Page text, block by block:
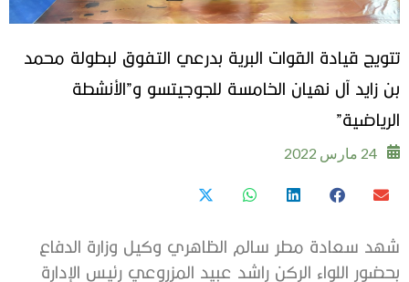
تتويج قيادة القوات البرية بدرعي التفوق لبطولة محمد
بن زايد آل نهيان الخامسة للجوجيتسو و”الأنشطة
الرياضية”
24 مارس 2022
شهد سعادة مطر سالم الظاهري وكيل وزارة الدفاع
بحضور اللواء الركن راشد عبيد المزروعي رئيس الإدارة